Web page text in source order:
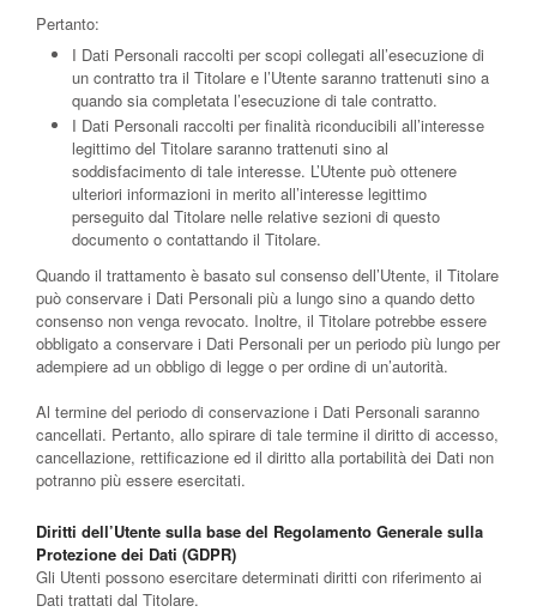
Pertanto:
I Dati Personali raccolti per scopi collegati all’esecuzione di
un contratto tra il Titolare e l’Utente saranno trattenuti sino a
quando sia completata l’esecuzione di tale contratto.
I Dati Personali raccolti per finalità riconducibili all’interesse
legittimo del Titolare saranno trattenuti sino al
soddisfacimento di tale interesse. L’Utente può ottenere
ulteriori informazioni in merito all’interesse legittimo
perseguito dal Titolare nelle relative sezioni di questo
documento o contattando il Titolare.
Quando il trattamento è basato sul consenso dell’Utente, il Titolare
può conservare i Dati Personali più a lungo sino a quando detto
consenso non venga revocato. Inoltre, il Titolare potrebbe essere
obbligato a conservare i Dati Personali per un periodo più lungo per
adempiere ad un obbligo di legge o per ordine di un’autorità.
Al termine del periodo di conservazione i Dati Personali saranno
cancellati. Pertanto, allo spirare di tale termine il diritto di accesso,
cancellazione, rettificazione ed il diritto alla portabilità dei Dati non
potranno più essere esercitati.
Diritti dell’Utente sulla base del Regolamento Generale sulla
Protezione dei Dati (GDPR)
Gli Utenti possono esercitare determinati diritti con riferimento ai
Dati trattati dal Titolare.